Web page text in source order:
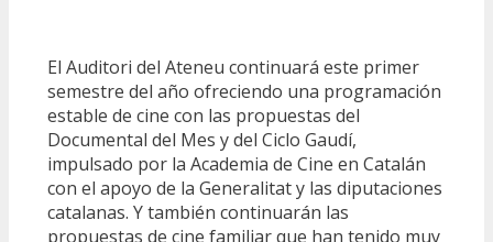
El Auditori del Ateneu continuará este primer
semestre del año ofreciendo una programación
estable de cine con las propuestas del
Documental del Mes y del Ciclo Gaudí,
impulsado por la Academia de Cine en Catalán
con el apoyo de la Generalitat y las diputaciones
catalanas. Y también continuarán las
propuestas de cine familiar que han tenido muy